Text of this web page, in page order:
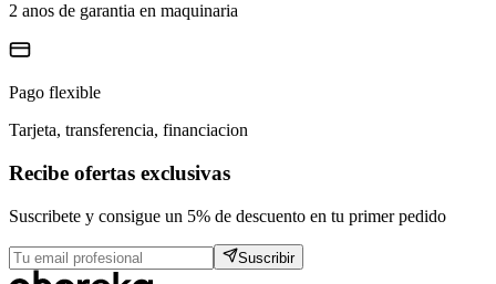
2 anos de garantia en maquinaria
Pago flexible
Tarjeta, transferencia, financiacion
Recibe ofertas exclusivas
Suscribete y consigue un 5% de descuento en tu primer pedido
Suscribir